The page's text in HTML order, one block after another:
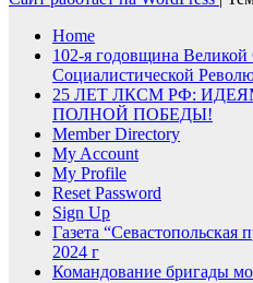
Home
102-я годовщина Великой
Социалистической
25 ЛЕТ ЛКСМ РФ:
ПОЛНОЙ ПОБЕДЫ!
Member Directory
My Account
My Profile
Reset Password
Sign Up
Газета
2024 г
Командование бригады